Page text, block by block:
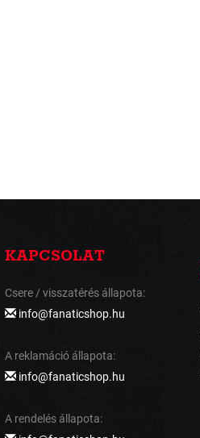
KAPCSOLAT
Csere / visszatérés állapota:
info@fanaticshop.hu
A reklamáció állapota:
info@fanaticshop.hu
A rendelés állapota: